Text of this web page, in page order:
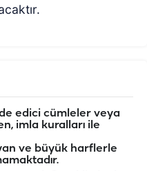
edici cümleler veya
imla kuralları ile
ve büyük harflerle